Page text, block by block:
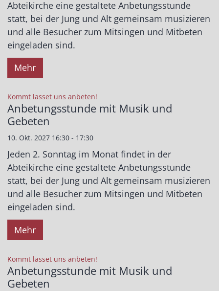
Abteikirche eine gestaltete Anbetungsstunde
statt, bei der Jung und Alt gemeinsam musizieren
und alle Besucher zum Mitsingen und Mitbeten
eingeladen sind.
Mehr
Kommt lasset uns anbeten!
Anbetungsstunde mit Musik und
Gebeten
10. Okt. 2027 16:30 - 17:30
Jeden 2. Sonntag im Monat findet in der
Abteikirche eine gestaltete Anbetungsstunde
statt, bei der Jung und Alt gemeinsam musizieren
und alle Besucher zum Mitsingen und Mitbeten
eingeladen sind.
Mehr
Kommt lasset uns anbeten!
Anbetungsstunde mit Musik und
Gebeten